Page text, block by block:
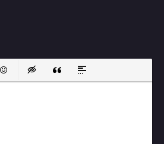
список
ссылкузащищенную ссылку
Вставить смайлик
Вставка скрытого текста
Вставка цитаты
Вставка спойлера